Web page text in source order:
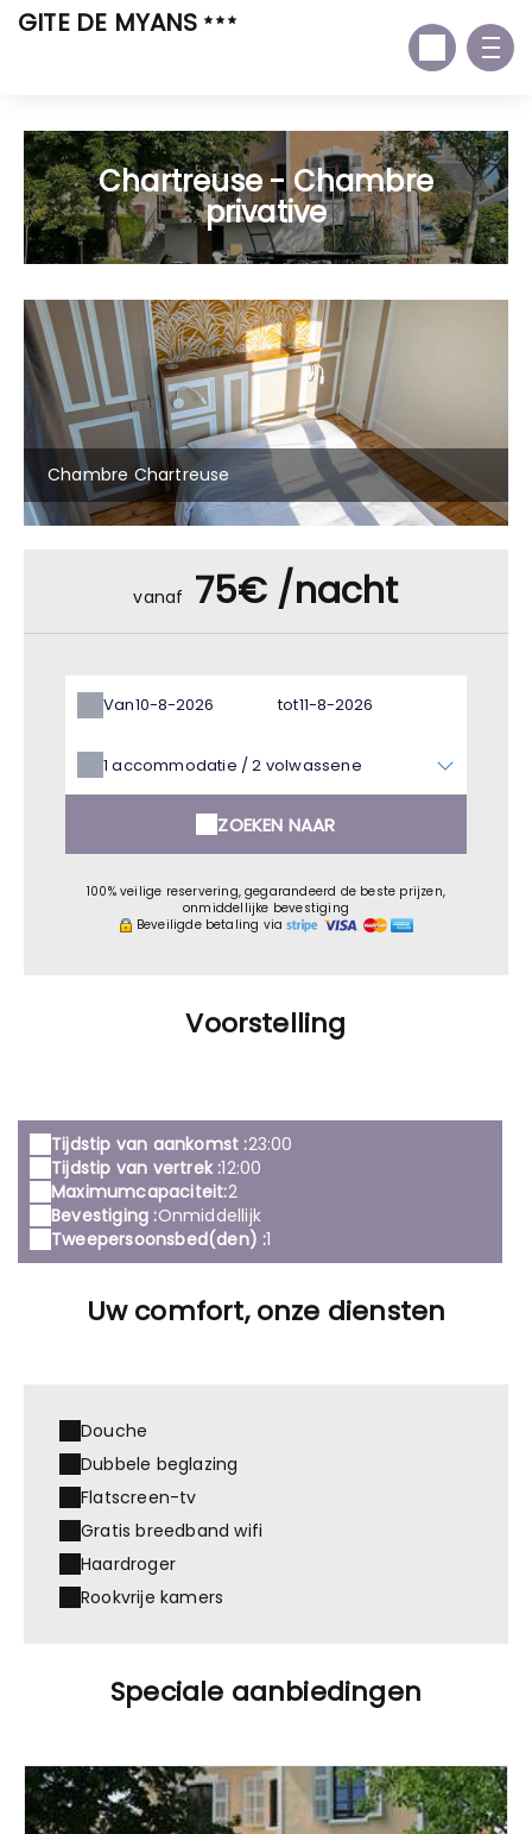
GITE DE MYANS
Chartreuse - Chambre
privative
Chambre Chartreuse
vanaf 75€ /nacht
Van tot
1accommodatie /2 volwassene
ZOEKEN NAAR
100% veilige reservering, gegarandeerd de beste prijzen,
onmiddellijke bevestiging
Beveiligde betaling via
Voorstelling
Tijdstip van aankomst :23:00
Tijdstip van vertrek :12:00
Maximumcapaciteit:2
Bevestiging :Onmiddellijk
Tweepersoonsbed(den) :1
Uw comfort, onze diensten
Douche
Dubbele beglazing
Flatscreen-tv
Gratis breedband wifi
Haardroger
Rookvrije kamers
Speciale aanbiedingen